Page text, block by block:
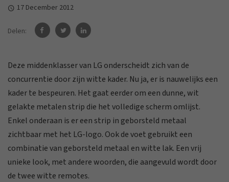
17 December 2012
Delen:
Deze middenklasser van LG onderscheidt zich van de
concurrentie door zijn witte kader. Nu ja, er is nauwelijks een
kader te bespeuren. Het gaat eerder om een dunne, wit
gelakte metalen strip die het volledige scherm omlijst.
Enkel onderaan is er een strip in geborsteld metaal
zichtbaar met het LG-logo. Ook de voet gebruikt een
combinatie van geborsteld metaal en witte lak. Een vrij
unieke look, met andere woorden, die aangevuld wordt door
de twee witte remotes.